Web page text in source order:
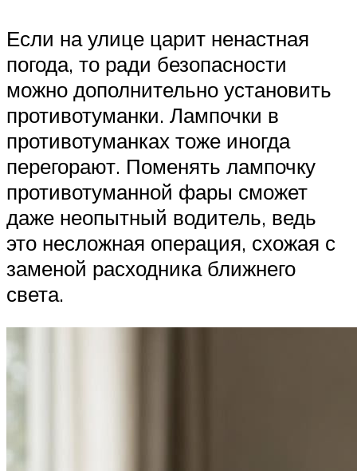
Если на улице царит ненастная
погода, то ради безопасности
можно дополнительно установить
противотуманки. Лампочки в
противотуманках тоже иногда
перегорают. Поменять лампочку
противотуманной фары сможет
даже неопытный водитель, ведь
это несложная операция, схожая с
заменой расходника ближнего
света.